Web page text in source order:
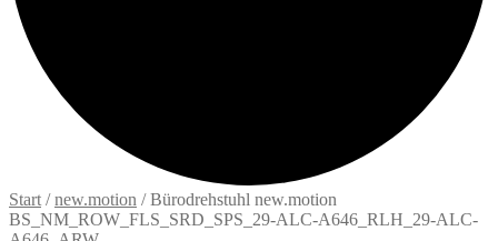
Start /new.motion /Bürodrehstuhl new.motion
BS_NM_ROW_FLS_SRD_SPS_29-ALC-A646_RLH_29-ALC-